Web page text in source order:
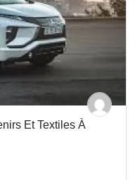
Et Textiles À